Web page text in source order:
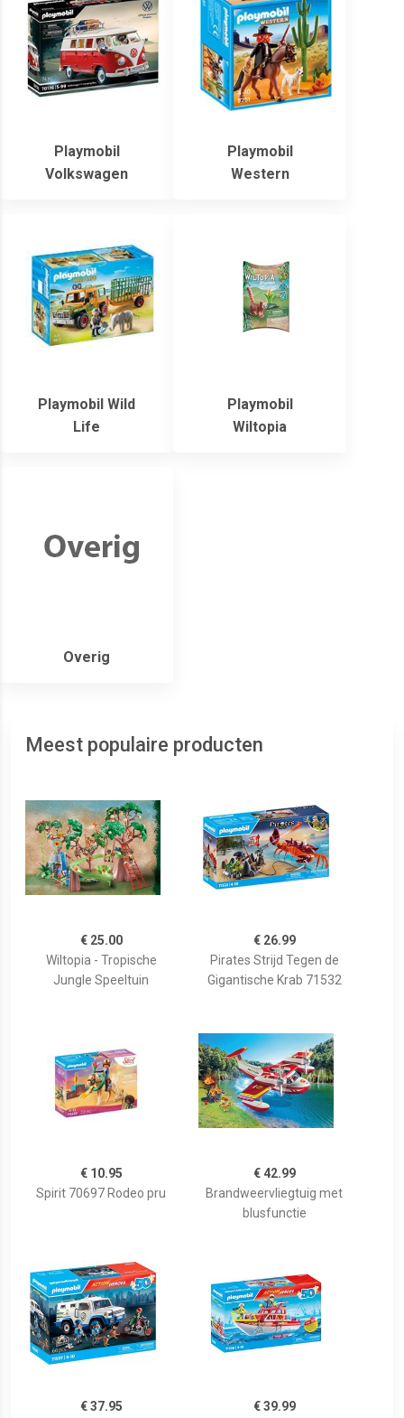
Playmobil
Volkswagen
Playmobil
Western
Playmobil Wild
Life
Playmobil
Wiltopia
Overig
Meest populaire producten
€ 25.00
Wiltopia - Tropische
Jungle Speeltuin
€ 26.99
Pirates Strijd Tegen de
Gigantische Krab 71532
€ 10.95
Spirit 70697 Rodeo pru
€ 42.99
Brandweervliegtuig met
blusfunctie
€ 37.95
€ 39.99